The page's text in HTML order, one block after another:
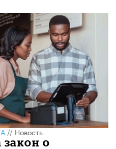
//Новость
о